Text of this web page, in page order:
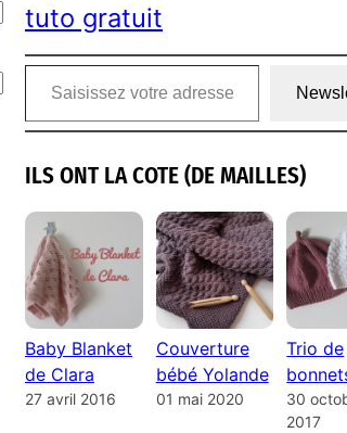
tuto gratuit
Saisissez votre adresse e-mail…
ILS ONT LA COTE (DE MAILLES)
Baby Blanket
de Clara
27 avril 2016
Couverture
bébé Yolande
01 mai 2020
Trio de
30
2017